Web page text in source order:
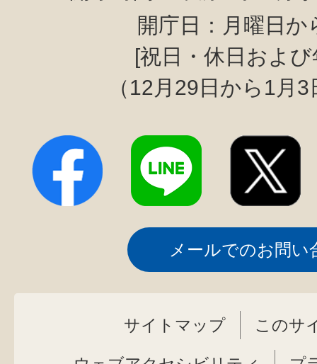
開庁日：月曜日か
[祝日・休日およ
（12月29日から1月
メールでのお問い
サイトマップ このサ